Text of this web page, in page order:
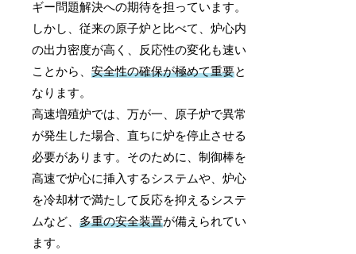
ギー問題解決への期待を担っています。
しかし、従来の原子炉と比べて、炉心内
の出力密度が高く、反応性の変化も速い
ことから、安全性の確保が極めて重要と
なります。
高速増殖炉では、万が一、原子炉で異常
が発生した場合、直ちに炉を停止させる
必要があります。そのために、制御棒を
高速で炉心に挿入するシステムや、炉心
を冷却材で満たして反応を抑えるシステ
ムなど、多重の安全装置が備えられてい
ます。